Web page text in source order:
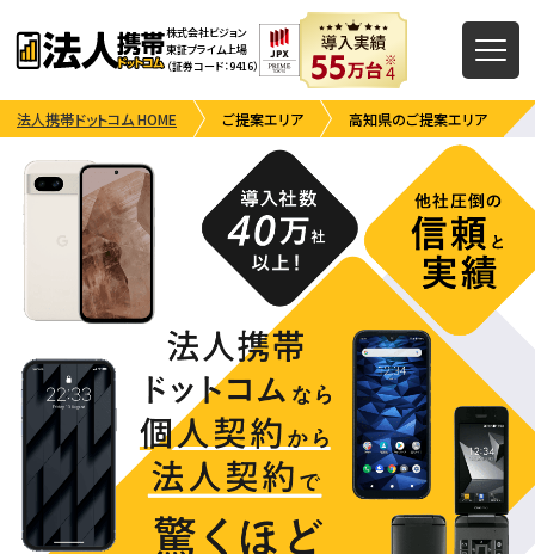
株式会社ビジョン
東証プライム上場
（証券コード：9416）
法人携帯ドットコム HOME ご提案エリア 高知県のご提案エリア